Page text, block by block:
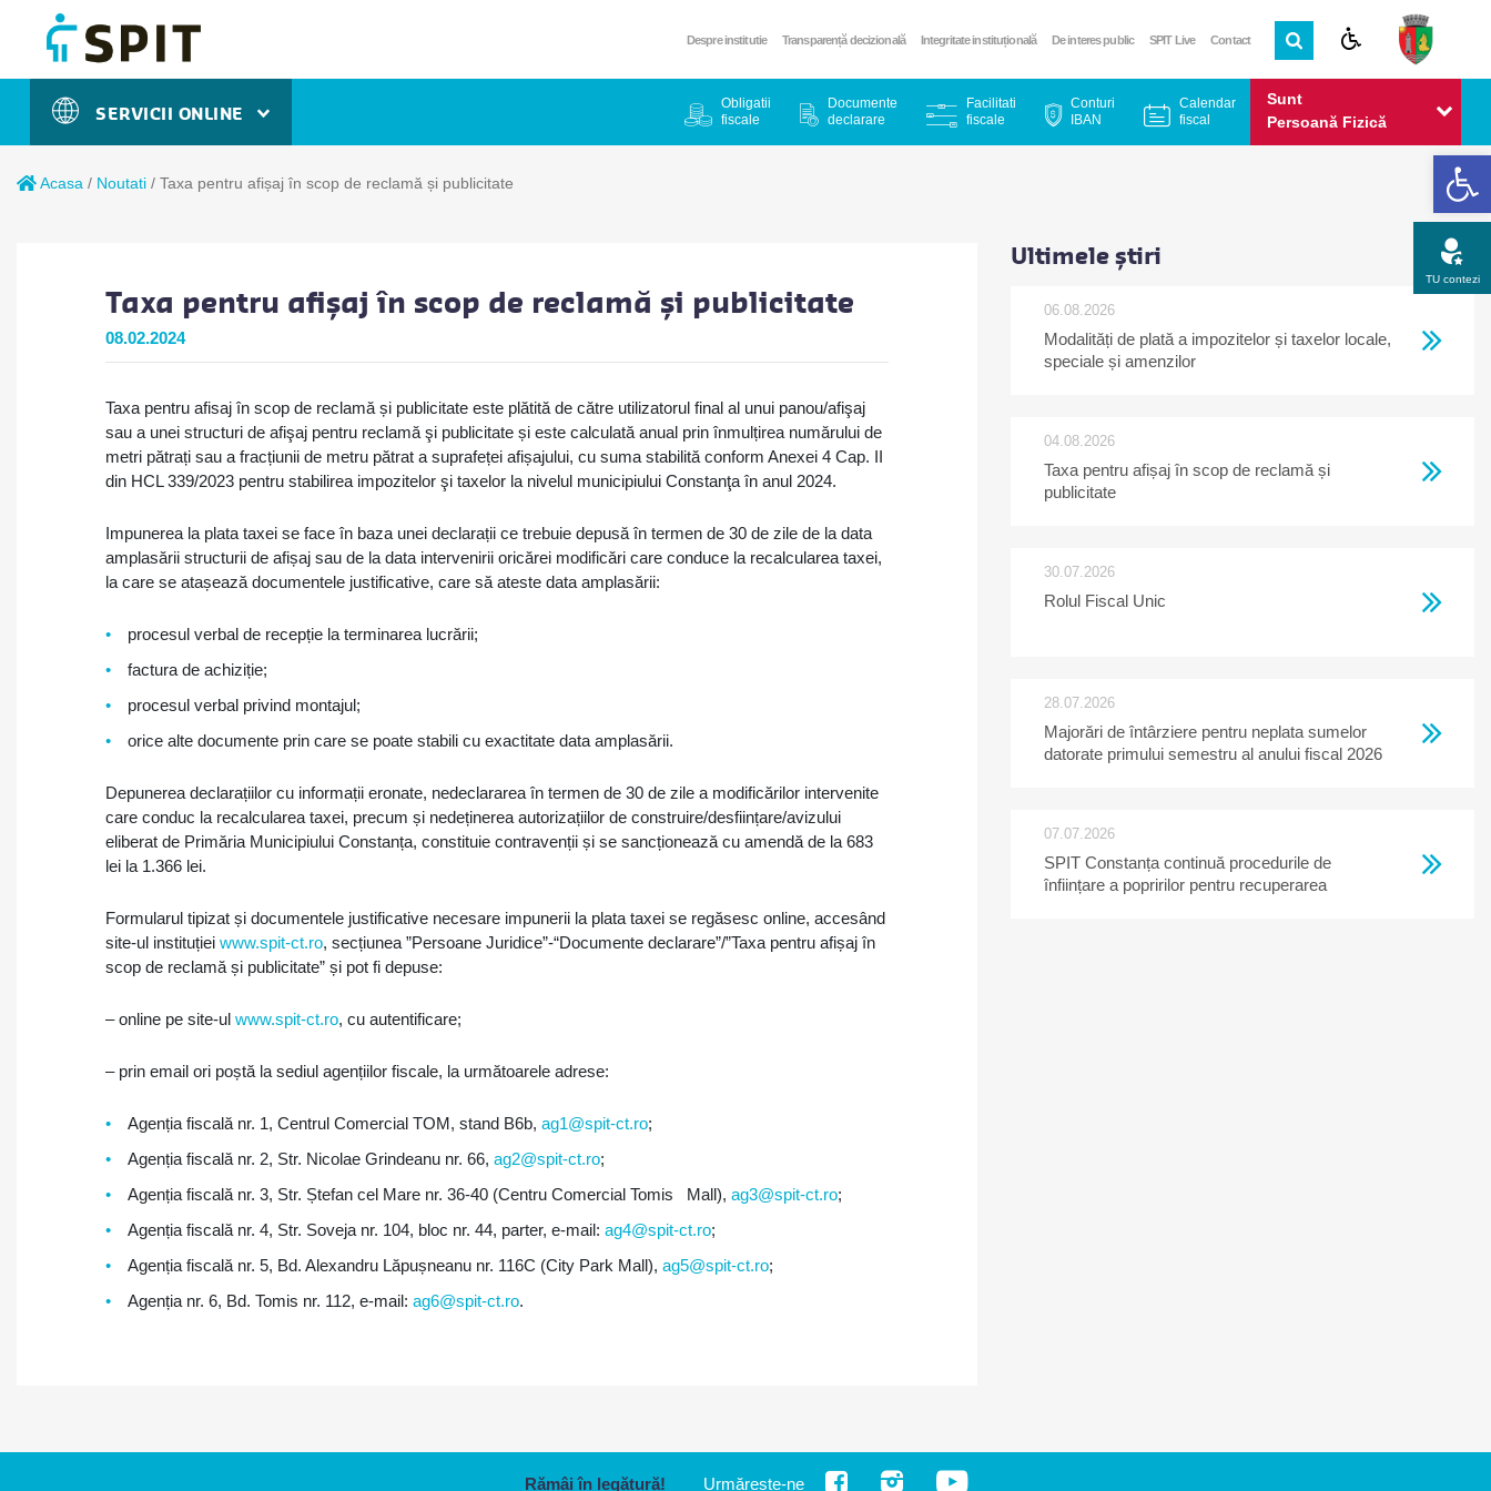
Despre institutie Transparență decizională Integritate instituțională De interes public SPIT Live Contact
SERVICII ONLINE
Sunt
Persoană Fizică
Obligatii
fiscale
Documente
declarare
Facilitati
fiscale
Conturi
IBAN
Calendar
fiscal
Acasa / Noutati / Taxa pentru afișaj în scop de reclamă și publicitate
Taxa pentru afișaj în scop de reclamă și publicitate
08.02.2024
Taxa pentru afisaj în scop de reclamă și publicitate este plătită de către utilizatorul final al unui panou/afişaj
sau a unei structuri de afişaj pentru reclamă şi publicitate și este calculată anual prin înmulțirea numărului de
metri pătrați sau a fracțiunii de metru pătrat a suprafeței afișajului, cu suma stabilită conform Anexei 4 Cap. II
din HCL 339/2023 pentru stabilirea impozitelor şi taxelor la nivelul municipiului Constanţa în anul 2024.
Impunerea la plata taxei se face în baza unei declarații ce trebuie depusă în termen de 30 de zile de la data
amplasării structurii de afișaj sau de la data intervenirii oricărei modificări care conduce la recalcularea taxei,
la care se atașează documentele justificative, care să ateste data amplasării:
procesul verbal de recepție la terminarea lucrării;
factura de achiziție;
procesul verbal privind montajul;
orice alte documente prin care se poate stabili cu exactitate data amplasării.
Depunerea declarațiilor cu informații eronate, nedeclararea în termen de 30 de zile a modificărilor intervenite
care conduc la recalcularea taxei, precum și nedeținerea autorizațiilor de construire/desființare/avizului
eliberat de Primăria Municipiului Constanța, constituie contravenții și se sancționează cu amendă de la 683
lei la 1.366 lei.
Formularul tipizat și documentele justificative necesare impunerii la plata taxei se regăsesc online, accesând
site-ul instituției www.spit-ct.ro, secțiunea ”Persoane Juridice”-“Documente declarare”/”Taxa pentru afișaj în
scop de reclamă și publicitate” și pot fi depuse:
– online pe site-ul www.spit-ct.ro, cu autentificare;
– prin email ori poștă la sediul agențiilor fiscale, la următoarele adrese:
Agenția fiscală nr. 1, Centrul Comercial TOM, stand B6b, ag1@spit-ct.ro;
Agenția fiscală nr. 2, Str. Nicolae Grindeanu nr. 66, ag2@spit-ct.ro;
Agenția fiscală nr. 3, Str. Ștefan cel Mare nr. 36-40 (Centru Comercial Tomis Mall), ag3@spit-ct.ro;
Agenția fiscală nr. 4, Str. Soveja nr. 104, bloc nr. 44, parter, e-mail: ag4@spit-ct.ro;
Agenția fiscală nr. 5, Bd. Alexandru Lăpușneanu nr. 116C (City Park Mall), ag5@spit-ct.ro;
Agenția nr. 6, Bd. Tomis nr. 112, e-mail: ag6@spit-ct.ro.
Ultimele știri
06.08.2026
Modalități de plată a impozitelor și taxelor locale,
speciale și amenzilor
04.08.2026
Taxa pentru afișaj în scop de reclamă și
publicitate
30.07.2026
Rolul Fiscal Unic
28.07.2026
Majorări de întârziere pentru neplata sumelor
datorate primului semestru al anului fiscal 2026
07.07.2026
SPIT Constanța continuă procedurile de
înființare a popririlor pentru recuperarea
Rămâi în legătură! Urmărește-ne
TU contezi
Opinia ta
Apel gratuit
Newsletter
Program